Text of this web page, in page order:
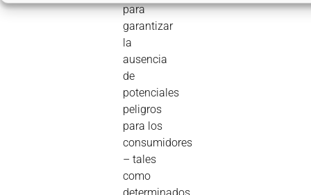
para
garantizar
la
ausencia
de
potenciales
peligros
para los
consumidores
– tales
como
determinados